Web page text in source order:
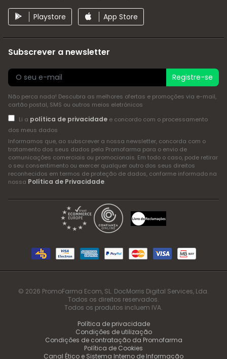
Playstore App Store
Subscrever a newsletter
Registre-se
Não perca nada! Descubra as melhores ofertas e promoções via e-mail,
cartão postal, SMS ou outros meios eletrónicos
Li a política de privacidadee concordo com o processamento
dos meus dados
Informamos que, ao subscrever a nossa newsletter, concorda com o
tratamento dos seus dados pela Promofarma para o envio de
comunicações comerciais ou promocionais. Em todo o caso, pode retirar
o seu consentimento ou exercer qualquer outro dos seus direitos
reconhecidos em termos de proteção de dados, conforme informado na
nossa Política de Privacidade.
© 2026 PromoFarma Ecom, SL. DocMorris Digital Services, Lda.
Todos os direitos reservados.
Todos os produtos incluem IVA.
Política de privacidade
Condições de utilização
Condições de contratação da Promofarma
Política de Cookies
Canal Ético e Sistema Interno de Informação